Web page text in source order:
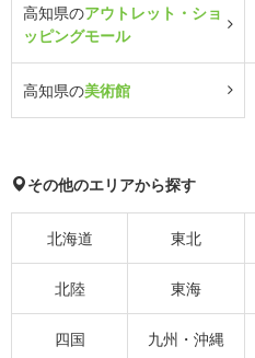
高知県のアウトレット・ショ
ッピングモール
高知県の美術館
その他のエリアから探す
北海道 東北
北陸 東海
四国 九州・沖縄